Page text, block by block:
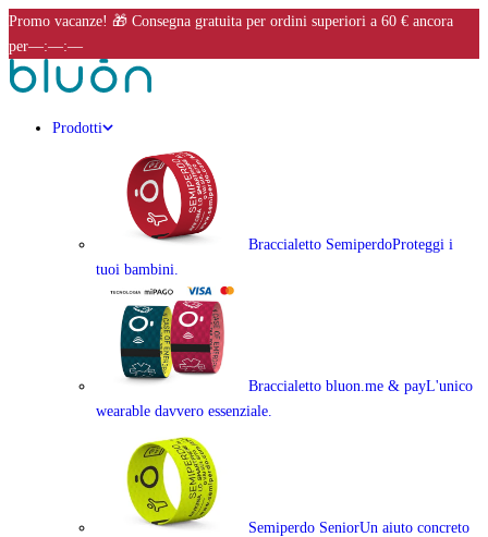
Promo vacanze! 🎁 Consegna gratuita per ordini superiori a 60 € ancora
per––:––:––
Prodotti
Braccialetto SemiperdoProteggi i
tuoi bambini.
Braccialetto bluon.me & payL'unico
wearable davvero essenziale.
Semiperdo SeniorUn aiuto concreto